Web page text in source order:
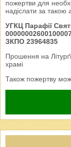
пожертви для
надіслати за такою
УГКЦ Парафії
ЗКПО 23964835
Прошення на
храмі
Також пожертву